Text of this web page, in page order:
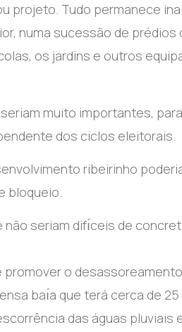
projeto. Tudo permanece
numa sucessão de prédios
os jardins e outros
muito importantes,
dos ciclos eleitorais.
ribeirinho
bloqueio.
seriam difı́ceis de
o
baı́a que terá cerca de
das águas